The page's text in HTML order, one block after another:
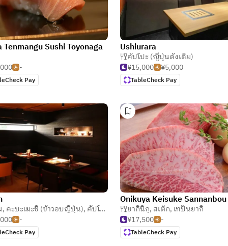
Tenmangu Sushi Toyonaga
-
Pay
Ushiurara
คัปโปะ (ญี่ปุ่นดั้งเดิม)
¥15,000
¥5,000
TableCheck Pay
, คะบะเมะชิ (ข้าวอบญี่ปุ่น), คัปโปะ (ญี่ปุ่นดั้งเดิม)
-
Pay
Onikuya Keisuke Sannanbou
ยากินิกุ, สเต็ก, เทปันยากิ
¥17,500
-
TableCheck Pay